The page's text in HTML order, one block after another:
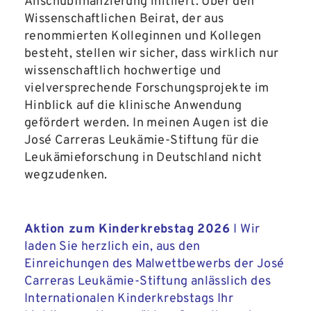
Wissenschaftlichen Beirat, der aus
renommierten Kolleginnen und Kollegen
besteht, stellen wir sicher, dass wirklich nur
wissenschaftlich hochwertige und
vielversprechende Forschungsprojekte im
Hinblick auf die klinische Anwendung
gefördert werden. In meinen Augen ist die
José Carreras Leukämie-Stiftung für die
Leukämieforschung in Deutschland nicht
wegzudenken.
Aktion zum Kinderkrebstag 2026 I Wir
laden Sie herzlich ein, aus den
Einreichungen des Malwettbewerbs der José
Carreras Leukämie-Stiftung anlässlich des
Internationalen Kinderkrebstags Ihr